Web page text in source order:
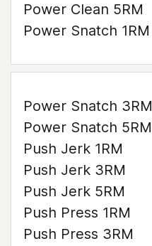
Power Clean 5RM
Power Snatch 1RM
Power Snatch 3RM
Power Snatch 5RM
Push Jerk 1RM
Push Jerk 3RM
Push Jerk 5RM
Push Press 1RM
Push Press 3RM